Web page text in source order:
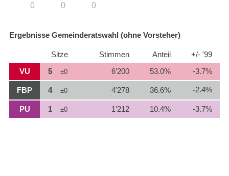
0 0 0
Ergebnisse Gemeinderatswahl (ohne Vorsteher)
Sitze Stimmen Anteil
+/- '99
VU
5 ±0 6’200 53.0% -3.7%
FBP 4 ±0 4’278 36.6% +2.4%
PU 1 ±0 1’212 10.4% -3.7%